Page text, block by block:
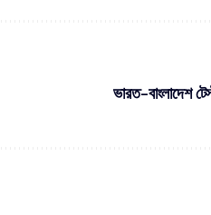
ভারত-বাংলাদেশ